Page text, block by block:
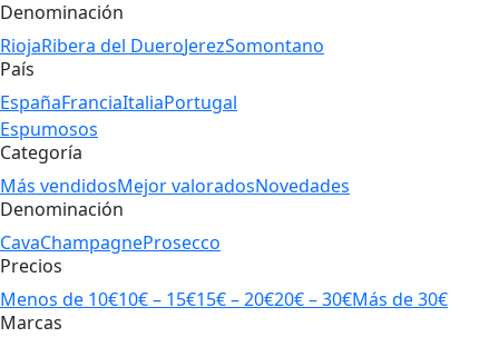
Denominación
RiojaRibera del DueroJerezSomontano
País
EspañaFranciaItaliaPortugal
Espumosos
Categoría
Más vendidosMejor valoradosNovedades
Denominación
CavaChampagneProsecco
Precios
Menos de 10€10€ – 15€15€ – 20€20€ – 30€Más de 30€
Marcas